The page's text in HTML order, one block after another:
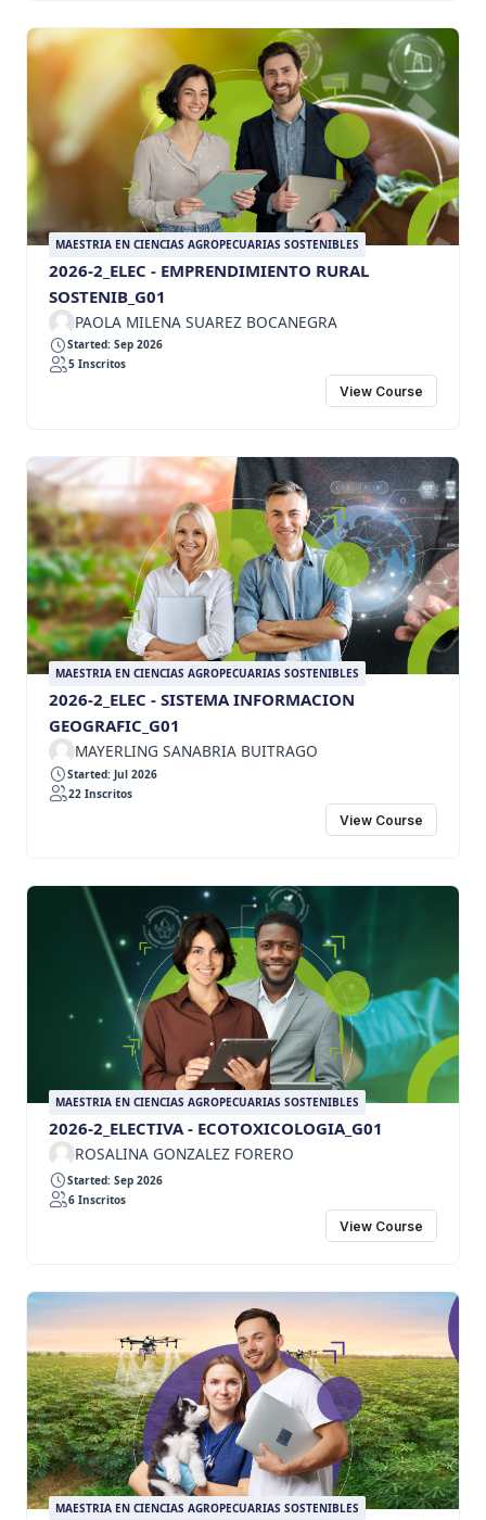
MAESTRIA EN CIENCIAS AGROPECUARIAS SOSTENIBLES
2026-2_ELEC - EMPRENDIMIENTO RURAL
SOSTENIB_G01
PAOLA MILENA SUAREZ BOCANEGRA
Started: Sep 2026
5 Inscritos
View Course
MAESTRIA EN CIENCIAS AGROPECUARIAS SOSTENIBLES
2026-2_ELEC - SISTEMA INFORMACION
GEOGRAFIC_G01
MAYERLING SANABRIA BUITRAGO
Started: Jul 2026
22 Inscritos
View Course
MAESTRIA EN CIENCIAS AGROPECUARIAS SOSTENIBLES
2026-2_ELECTIVA - ECOTOXICOLOGIA_G01
ROSALINA GONZALEZ FORERO
Started: Sep 2026
6 Inscritos
View Course
MAESTRIA EN CIENCIAS AGROPECUARIAS SOSTENIBLES